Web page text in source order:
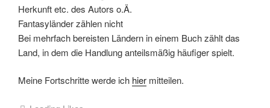
Herkunft etc. des Autors o.Ä.
Fantasyländer zählen nicht
Bei mehrfach bereisten Ländern in einem Buch zählt das
Land, in dem die Handlung anteilsmäßig häufiger spielt.
Meine Fortschritte werde ich hier mitteilen.